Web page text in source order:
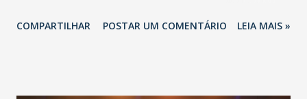
adotadas pelo Governo do Estado na contenção da
COMPARTILHAR POSTAR UM COMENTÁRIO LEIA MAIS »